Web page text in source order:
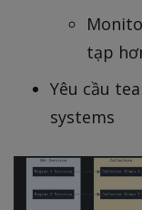
tạp
Yêu cầu
systems